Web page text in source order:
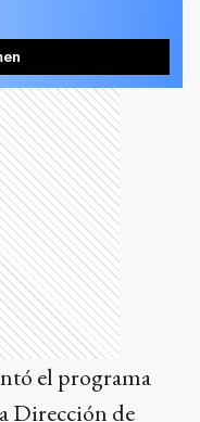
el programa
Dirección de